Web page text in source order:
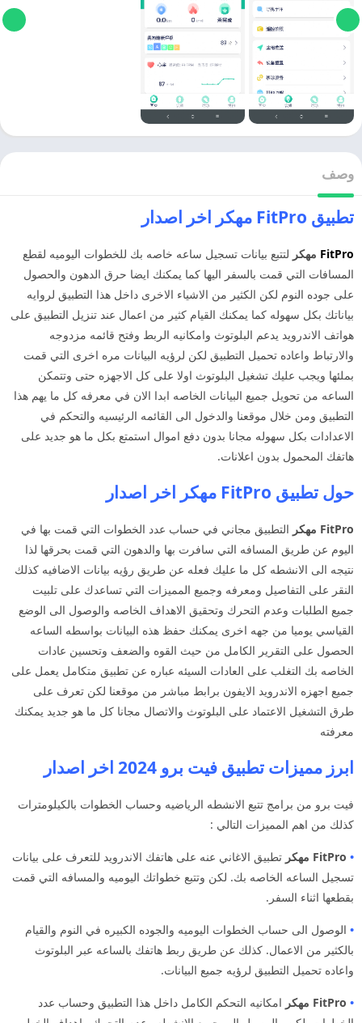
وصف
تطبيق FitPro مهكر اخر اصدار
FitPro مهكر لتتبع بيانات تسجيل ساعه خاصه بك للخطوات اليوميه لقطع
المسافات التي قمت بالسفر اليها كما يمكنك ايضا حرق الدهون والحصول
على جوده النوم لكن الكثير من الاشياء الاخرى داخل هذا التطبيق لروايه
بياناتك بكل سهوله كما يمكنك القيام كثير من اعمال عند تنزيل التطبيق على
هواتف الاندرويد يدعم البلوتوث وامكانيه الربط وفتح قائمه مزدوجه
والارتباط واعاده تحميل التطبيق لكن لرؤيه البيانات مره اخرى التي قمت
بملئها ويجب عليك تشغيل البلوتوث اولا على كل الاجهزه حتى وتتمكن
الساعه من تحويل جميع البيانات الخاصه ابدا الان في معرفه كل ما يهم هذا
التطبيق ومن خلال موقعنا والدخول الى القائمه الرئيسيه والتحكم في
الاعدادات بكل سهوله مجانا بدون دفع اموال استمتع بكل ما هو جديد على
هاتفك المحمول بدون اعلانات.
حول تطبيق FitPro مهكر اخر اصدار
FitPro مهكر التطبيق مجاني في حساب عدد الخطوات التي قمت بها في
اليوم عن طريق المسافه التي سافرت بها والدهون التي قمت بحرقها لذا
نتيجه الى الانشطه كل ما عليك فعله عن طريق رؤيه بيانات الاضافيه كذلك
النقر على التفاصيل ومعرفه وجميع المميزات التي تساعدك على تلبيت
جميع الطلبات وعدم التحرك وتحقيق الاهداف الخاصه والوصول الى الوضع
القياسي يوميا من جهه اخرى يمكنك حفظ هذه البيانات بواسطه الساعه
الحصول على التقرير الكامل من حيث القوه والضعف وتحسين عادات
الخاصه بك التغلب على العادات السيئه عباره عن تطبيق متكامل يعمل على
جميع اجهزه الاندرويد الايفون برابط مباشر من موقعنا لكن تعرف على
طرق التشغيل الاعتماد على البلوتوث والاتصال مجانا كل ما هو جديد يمكنك
معرفته
ابرز مميزات تطبيق فيت برو 2024 اخر اصدار
فيت برو من برامج تتبع الانشطه الرياضيه وحساب الخطوات بالكيلومترات
كذلك من اهم المميزات التالي :
•
تطبيق الاغاني عنه على هاتفك الاندرويد للتعرف على بيانات
تسجيل الساعه الخاصه بك. لكن وتتبع خطواتك اليوميه والمسافه التي قمت
بقطعها اثناء السفر.
• الوصول الى حساب الخطوات اليوميه والجوده الكبيره في النوم والقيام
بالكثير من الاعمال. كذلك عن طريق ربط هاتفك بالساعه عبر البلوتوث
واعاده تحميل التطبيق لرؤيه جميع البيانات.
• FitPro مهكر
امكانيه التحكم الكامل داخل هذا التطبيق وحساب عدد